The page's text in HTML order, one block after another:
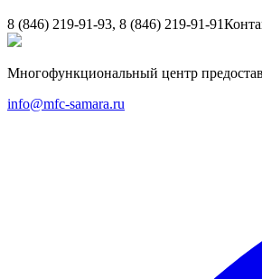
8 (846) 219-91-93, 8 (846) 219-91-91
Многофункциональный центр
info@mfc-samara.ru